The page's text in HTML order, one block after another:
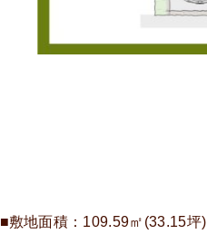
■敷地面積：109.59㎡(33.15坪)